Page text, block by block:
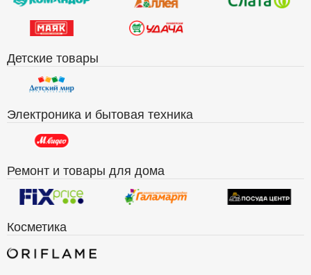
Детские товары
Электроника и бытовая техника
Ремонт и товары для дома
Косметика